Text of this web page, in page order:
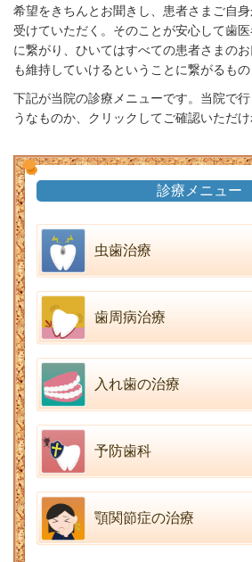
希望をきちんとお聞きし、患者さまご自
受けていただく。そのことが安心して歯
に繋がり、ひいてはすべての患者さまの
も維持していけるということに繋がるもの
下記が当院の診療メニューです。当院で
うなものか、クリックしてご確認いただけ
診療メニュー
虫歯治療
歯周病治療
入れ歯の治療
予防歯科
顎関節症の治療